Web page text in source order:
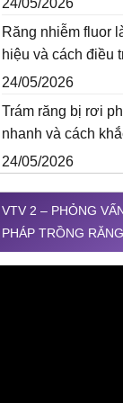
24/05/2026
Răng nhiễm fluor
hiệu và cách điều
24/05/2026
Trám răng bị rơi
nhanh và cách
24/05/2026
VTV 2 – PHỎNG
PHÁP TRỒNG